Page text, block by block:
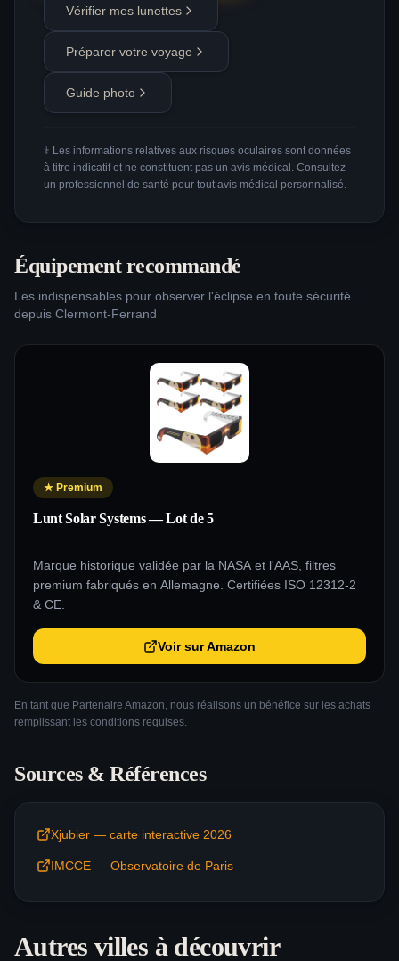
Vérifier mes lunettes
Préparer votre voyage
Guide photo
⚕️ Les informations relatives aux risques oculaires sont données
à titre indicatif et ne constituent pas un avis médical. Consultez
un professionnel de santé pour tout avis médical personnalisé.
Équipement recommandé
Les indispensables pour observer l'éclipse en toute sécurité
depuis Clermont-Ferrand
★ Premium
Lunt Solar Systems — Lot de 5
Marque historique validée par la NASA et l'AAS, filtres
premium fabriqués en Allemagne. Certifiées ISO 12312-2
& CE.
Voir sur Amazon
En tant que Partenaire Amazon, nous réalisons un bénéfice sur les achats
remplissant les conditions requises.
Sources & Références
Xjubier — carte interactive 2026
IMCCE — Observatoire de Paris
Autres villes à découvrir